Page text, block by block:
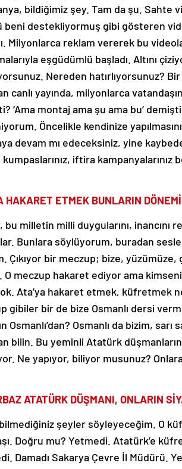
bildiğimiz şey. Tam da şu. Sahte
beni destekliyormuş gibi gösteren
Milyonlarca reklam vererek bu
eşgüdümlü başladı. Altını
Nereden hatırlıyorsunuz?
canlı yayında, milyonlarca
‘Ama montaj ama şu ama bu’
Öncelikle kendinize
devam mı edeceksiniz, yine
kumpaslarınız, iftira
HAKARET ETMEK BUNLARIN
bu milletin milli duygularını,
Bunlara söylüyorum, buradan
Çıkıyor bir meczup; bize,
O meczup hakaret ediyor ama
Ata’ya hakaret etmek, küfretmek
gibiler bir de bize Osmanlı dersi
Osmanlı’dan? Osmanlı da bizim,
bilin. Bu yeminli Atatürk
Ne yapıyor, biliyor musunuz?
ATATÜRK DÜŞMANI, ONLARIN
şeyler söyleyeceğim. O
Doğru mu? Yetmedi. Atatürk’e
Damadı Sakarya Çevre İl Müdürü.